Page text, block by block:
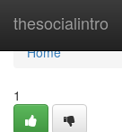
thesocialintro
Home
Home
1